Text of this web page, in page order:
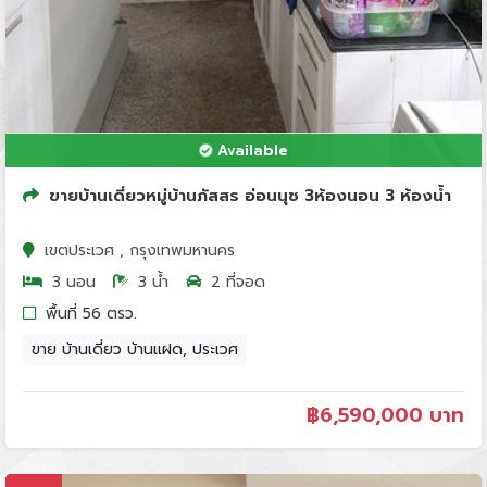
Available
ขายบ้านเดี่ยวหมู่บ้านภัสสร อ่อนนุช 3ห้องนอน 3 ห้องน้ำ
เขตประเวศ , กรุงเทพมหานคร
3 นอน
3 น้ำ
2 ที่จอด
พื้นที่ 56 ตรว.
ขาย บ้านเดี่ยว บ้านแฝด, ประเวศ
฿6,590,000 บาท